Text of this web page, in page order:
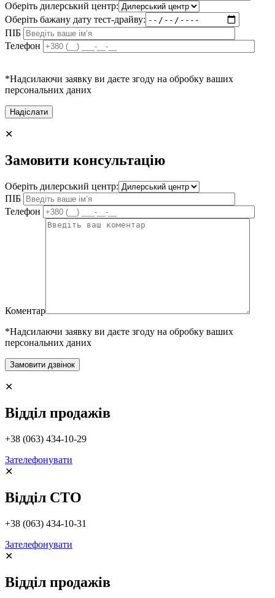
Оберіть дилерський центр:
Оберіть бажану дату тест-драйву:
ПІБ
Телефон
*Надсилаючи заявку ви даєте згоду на обробку ваших
персональних даних
✕
Замовити консультацію
Оберіть дилерський центр:
ПІБ
Телефон
Коментар
*Надсилаючи заявку ви даєте згоду на обробку ваших
персональних даних
✕
Відділ продажів
+38 (063) 434-10-29
Зателефонувати
✕
Відділ СТО
+38 (063) 434-10-31
Зателефонувати
✕
Відділ продажів